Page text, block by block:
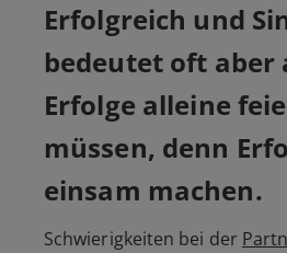
Erfolgreich und
bedeutet oft aber
Erfolge alleine
müssen, denn
einsam machen.
Schwierigkeiten bei der